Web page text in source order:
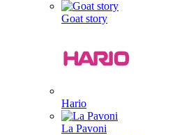
Goat story
Hario
La Pavoni